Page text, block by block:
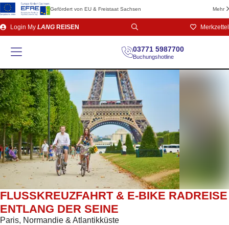
Gefördert von EU & Freistaat Sachsen Mehr
Direkt
zum
Login My LANG REISEN Merkzettel
03771 5987700
Buchungshotline
FLUSSKREUZFAHRT & E-BIKE RADREISE
ENTLANG DER SEINE
Paris, Normandie & Atlantikküste